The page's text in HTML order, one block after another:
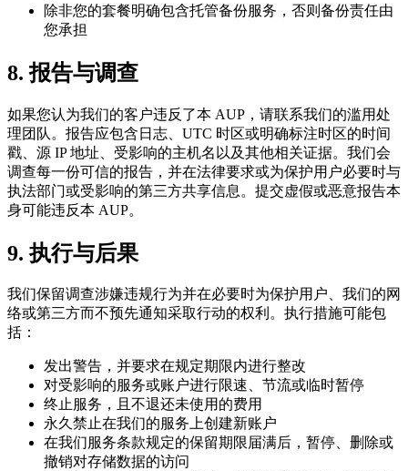
除非您的套餐明确包含托管备份服务，否则备份责任由
您承担
8. 报告与调查
如果您认为我们的客户违反了本 AUP，请联系我们的滥用处
理团队。报告应包含日志、UTC 时区或明确标注时区的时间
戳、源 IP 地址、受影响的主机名以及其他相关证据。我们会
调查每一份可信的报告，并在法律要求或为保护用户必要时与
执法部门或受影响的第三方共享信息。提交虚假或恶意报告本
身可能违反本 AUP。
9. 执行与后果
我们保留调查涉嫌违规行为并在必要时为保护用户、我们的网
络或第三方而不预先通知采取行动的权利。执行措施可能包
括：
发出警告，并要求在规定期限内进行整改
对受影响的服务或账户进行限速、节流或临时暂停
终止服务，且不退还未使用的费用
永久禁止在我们的服务上创建新账户
在我们服务条款规定的保留期限届满后，暂停、删除或
撤销对存储数据的访问